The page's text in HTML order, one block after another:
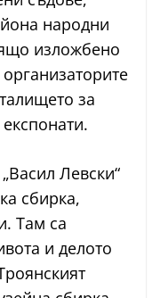
народни
изложбено
за
Левски“
сбирка,
Там са
и делото